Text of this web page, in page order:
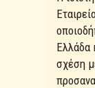
Ελλάδα
σχέση